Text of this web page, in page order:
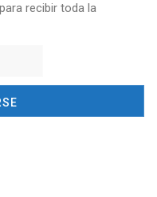
recibir toda la